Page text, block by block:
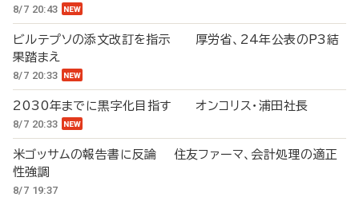
8/7 20:43
ビルテプソの添文改訂を指示 厚労省、24年公表のP3結
果踏まえ
8/7 20:33
2030年までに黒字化目指す オンコリス・浦田社長
8/7 20:33
米ゴッサムの報告書に反論 住友ファーマ、会計処理の適正
性強調
8/7 19:37